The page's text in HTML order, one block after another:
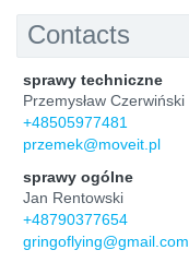
Contacts
sprawy techniczne
Przemysław Czerwiński
+48505977481
przemek@moveit.pl
sprawy ogólne
Jan Rentowski
+48790377654
gringoflying@gmail.com